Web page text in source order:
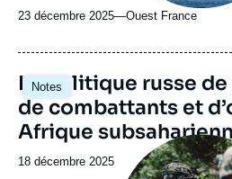
23 décembre 2025—Nom
journal,
ou
émission
Ouest France
Notes
Image
principale
La politique russe
de combattants et
Afrique
Date
18 décembre 2025
Image
principale
médiatique